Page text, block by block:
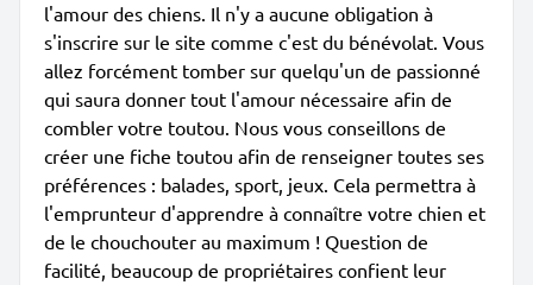
l'amour des chiens. Il n'y a aucune obligation à
s'inscrire sur le site comme c'est du bénévolat. Vous
allez forcément tomber sur quelqu'un de passionné
qui saura donner tout l'amour nécessaire afin de
combler votre toutou. Nous vous conseillons de
créer une fiche toutou afin de renseigner toutes ses
préférences : balades, sport, jeux. Cela permettra à
l'emprunteur d'apprendre à connaître votre chien et
de le chouchouter au maximum ! Question de
facilité, beaucoup de propriétaires confient leur